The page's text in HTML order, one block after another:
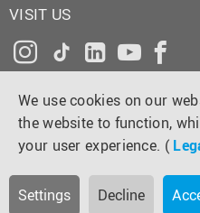
We use cookies on our
the website to function,
your user experience. (
Settings Decline
VISIT US
Instagram
Tiktok
LinkedIn